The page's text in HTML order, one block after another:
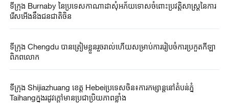
ទីក្រុង Burnaby នៃប្រទេសកាណាដាសុំអភ័យទោសចំពោះប្រវត្តិសាស្ត្រនៃការ
រើសអើងនឹងជនជាតិចិន
ទីក្រុង Chengdu បានត្រៀមខ្លួនរួចរាល់ហើយសម្រាប់ការរៀបចំការប្រកួតកីឡា
ពិភពលោក
ទីក្រុង Shijiazhuang ខេត្ត Hebeiប្រទេស​ចិន៖ការកម្សាន្តនៅតំបន់ភ្នំ
Taihangក្នុងរដូវក្តៅមានប្រជាប្រិយភាពខ្លាំង